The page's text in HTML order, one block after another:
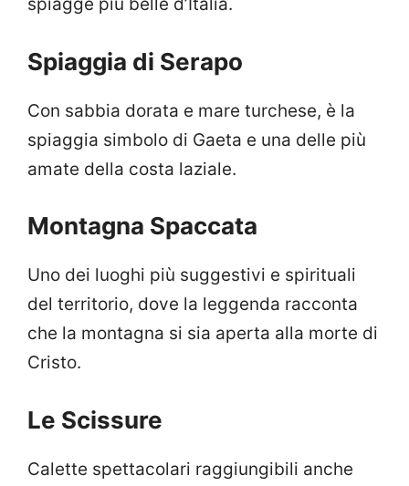
spiagge più belle d’Italia.
Spiaggia di Serapo
Con sabbia dorata e mare turchese, è la
spiaggia simbolo di Gaeta e una delle più
amate della costa laziale.
Montagna Spaccata
Uno dei luoghi più suggestivi e spirituali
del territorio, dove la leggenda racconta
che la montagna si sia aperta alla morte di
Cristo.
Le Scissure
Calette spettacolari raggiungibili anche